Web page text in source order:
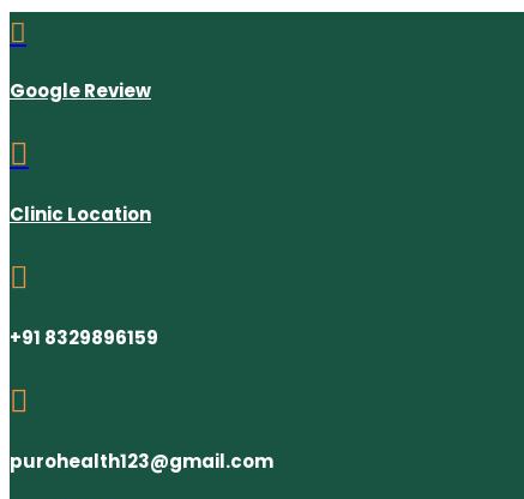

Google Review

Clinic Location

+91 8329896159

purohealth123@gmail.com